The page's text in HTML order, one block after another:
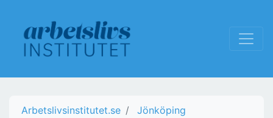
Arbetslivsinstitutet.se
Jönköping